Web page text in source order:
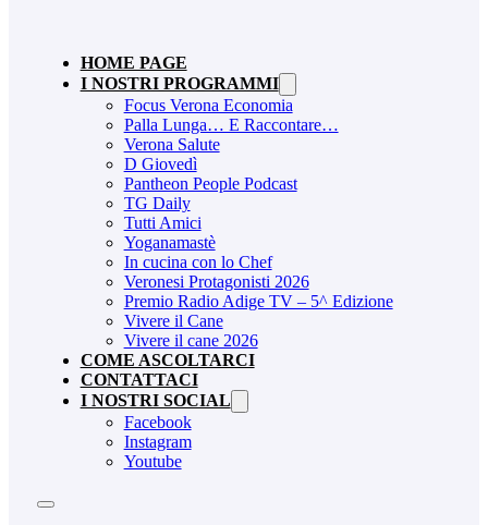
HOME PAGE
I NOSTRI PROGRAMMI
Focus Verona Economia
Palla Lunga… E Raccontare…
Verona Salute
D Giovedì
Pantheon People Podcast
TG Daily
Tutti Amici
Yoganamastè
In cucina con lo Chef
Veronesi Protagonisti 2026
Premio Radio Adige TV – 5^ Edizione
Vivere il Cane
Vivere il cane 2026
COME ASCOLTARCI
CONTATTACI
I NOSTRI SOCIAL
Facebook
Instagram
Youtube